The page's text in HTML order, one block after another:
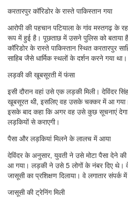
करतारपुर कॉरिडोर के रास्ते पाकिस्तान गया
आरोपी की पहचान पटियाला के गांव मस्तगढ़ के
रूप में हुई है। पूछताछ में उसने पुलिस को बताया
कॉरिडोर के रास्ते पाकिस्तान स्थित करतारपुर
साहिब जैसे धार्मिक स्थलों के दर्शन करने गया था।
लड़की की खूबसूरती में फंसा
इसी दौरान वहां उसे एक लड़की मिली। देविंदर
खूबसूरत थी, इसलिए वह उसके चक्कर में आ
इसके बाद कहा कि अगर वह उसे कुछ सूचनाएं देगा
लड़कियों से कराएगी।
पैसा और लड़कियां मिलने के लालच में आया
देविंदर के अनुसार, युवती ने उसे मोटा पैसा देने
आ गया। लड़की ने उसे 5 लोगों के नंबर दिए थे।
जासूसी का प्रशिक्षण दिलाया। वे लगातार संपर्क
जासूसी की ट्रेनिंग मिली